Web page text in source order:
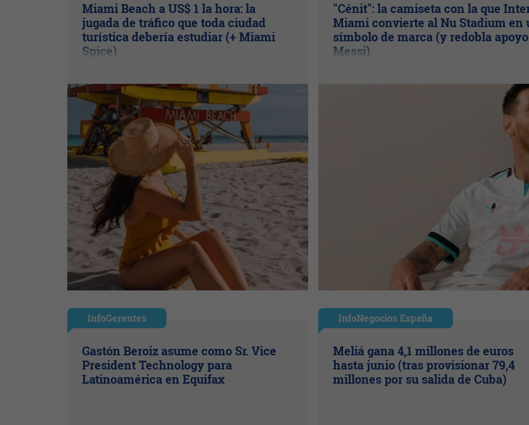
Miami Beach a US$ 1 la hora: la
jugada de tráfico que toda ciudad
turística debería estudiar (+ Miami
Spice)
"Cénit": la camiseta con la que
Miami convierte al Nu Stadium en
símbolo de marca (y redobla
Messi)
InfoGerentes
Gastón Beroiz asume como Sr. Vice
President Technology para
Latinoamérica en Equifax
InfoNegocios España
Meliá gana 4,1 millones de euros
hasta junio (tras provisionar 79,4
millones por su salida de Cuba)